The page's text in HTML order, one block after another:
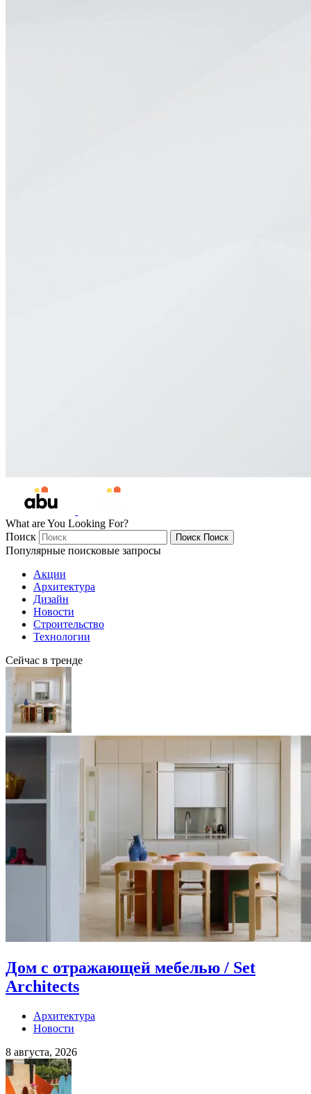
What are You Looking For?
Поиск
Поиск Поиск
Популярные поисковые запросы
Акции
Архитектура
Дизайн
Новости
Строительство
Технологии
Сейчас в тренде
Дом с отражающей мебелью / Set
Architects
Архитектура
Новости
8 августа, 2026